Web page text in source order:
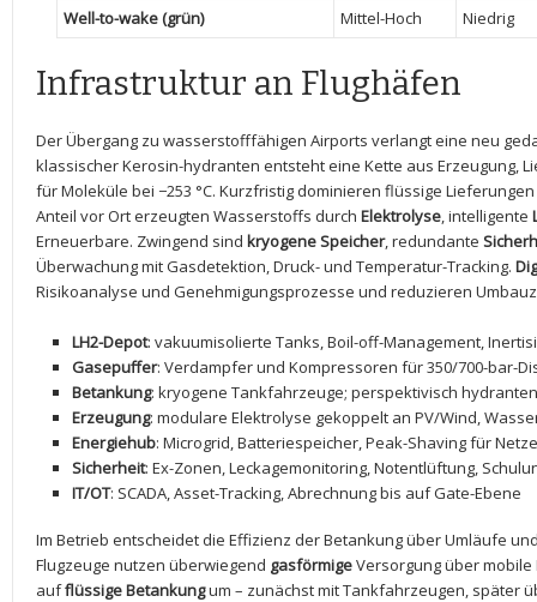
Well-to-wake (grün)
Mittel-Hoch Niedrig
Infrastruktur an Flughäfen
Der Übergang zu wasserstofffähigen ‍Airports verlangt eine neu
klassischer Kerosin-hydranten entsteht eine Kette aus Erzeugung,‍
für Moleküle bei ⁤−253 °C. Kurzfristig dominieren flüssige
Anteil vor Ort⁣ erzeugten Wasserstoffs durch Elektrolyse, intelligente
Erneuerbare. Zwingend sind kryogene Speicher, redundante​
⁤Überwachung ⁢mit Gasdetektion, ⁣Druck- und Temperatur-Tracking.
Risikoanalyse und Genehmigungsprozesse und reduzieren
LH2-Depot:⁣ vakuumisolierte Tanks, ​Boil-off-Management,
Gasepuffer: Verdampfer und Kompressoren für ‍350/700-bar-
Betankung: ‌kryogene Tankfahrzeuge;‍ perspektivisch
Erzeugung: modulare Elektrolyse gekoppelt an PV/Wind,
Energiehub: Microgrid, Batteriespeicher, Peak-Shaving für
Sicherheit: Ex-Zonen, Leckagemonitoring, Notentlüftung,
IT/OT: ⁣SCADA,⁤ Asset-Tracking, Abrechnung bis auf⁣ Gate-Ebene
Im Betrieb entscheidet die Effizienz der Betankung über Umläufe
Flugzeuge nutzen überwiegend⁢ gasförmigeVersorgung über
⁤aufflüssige Betankungum – zunächst⁣ mit Tankfahrzeugen, später